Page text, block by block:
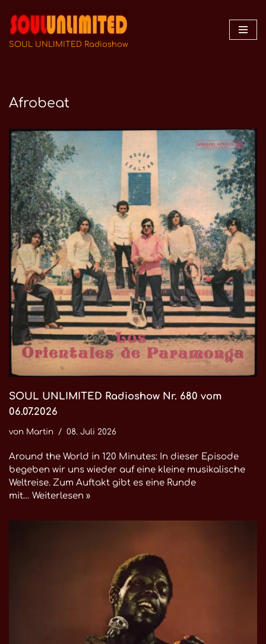
Zum
Inhalt
SOUL UNLIMITED Radioshow
Afrobeat
SOUL UNLIMITED Radioshow Nr. 680 vom
06.07.2026
von Martin 08. Juli 2026
Around the World in 120 Minutes: In dieser Episode
begeben wir uns wieder auf eine kleine musikalische
Weltreise. Zum Auftakt gibt es eine Runde
mit… Weiterlesen »